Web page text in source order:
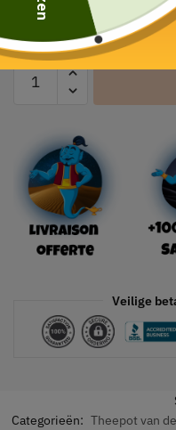
Veilige
Categorieën: Theepot van